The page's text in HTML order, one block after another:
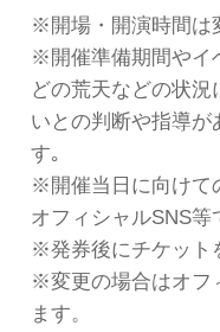
※開場・開演時間は
※開催準備期間やイ
どの荒天などの状
いとの判断や指導が
す｡
※開催当日に向けて
オフィシャルSNS等
※発券後にチケット
※変更の場合はオフ
ます。